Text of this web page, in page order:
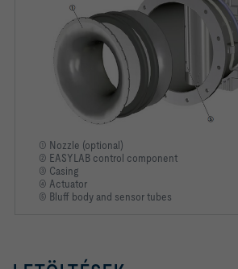
① Nozzle (optional)
② EASYLAB control component
③ Casing
④ Actuator
⑤ Bluff body and sensor tubes